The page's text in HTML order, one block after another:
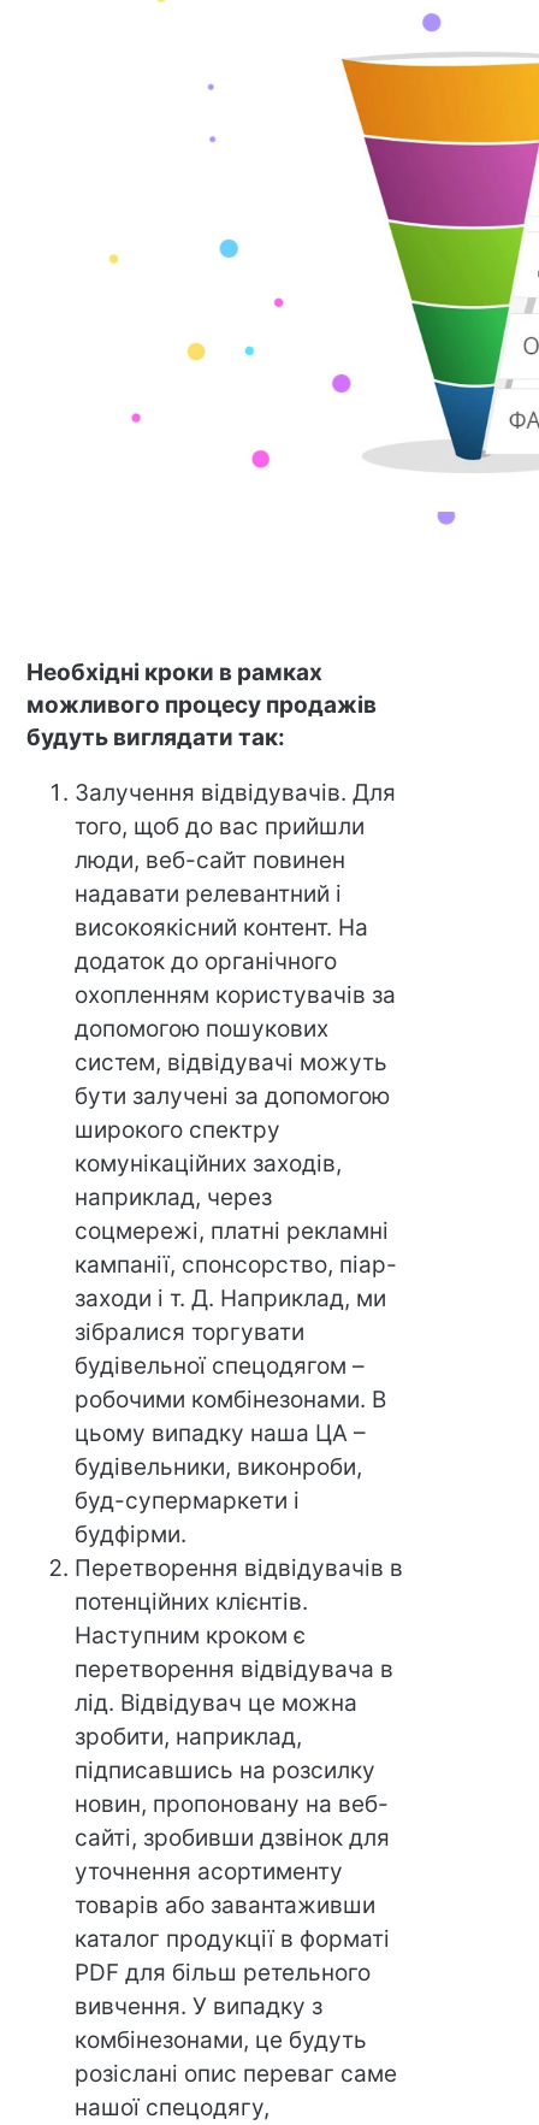
Необхідні кроки в рамках
можливого процесу продажів
будуть виглядати так:
Залучення відвідувачів. Для
того, щоб до вас прийшли
люди, веб-сайт повинен
надавати релевантний і
високоякісний контент. На
додаток до органічного
охопленням користувачів за
допомогою пошукових
систем, відвідувачі можуть
бути залучені за допомогою
широкого спектру
комунікаційних заходів,
наприклад, через
соцмережі, платні рекламні
кампанії, спонсорство, піар-
заходи і т. Д. Наприклад, ми
зібралися торгувати
будівельної спецодягом –
робочими комбінезонами. В
цьому випадку наша ЦА –
будівельники, виконроби,
буд-супермаркети і
будфірми.
Перетворення відвідувачів в
потенційних клієнтів.
Наступним кроком є
перетворення відвідувача в
лід. Відвідувач це можна
зробити, наприклад,
підписавшись на розсилку
новин, пропоновану на веб-
сайті, зробивши дзвінок для
уточнення асортименту
товарів або завантаживши
каталог продукції в форматі
PDF для більш ретельного
вивчення. У випадку з
комбінезонами, це будуть
розіслані опис переваг саме
нашої спецодягу,